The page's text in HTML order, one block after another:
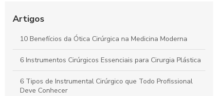
procedimentos cirúrgicos
Descubra o Verdadeiro Preço da Tesoura Cirúrgica e Como
Escolher a Ideal
Kit Instrumental Cirúrgico: Tudo que Você Precisa Saber para
a Escolha Certa
Artigos
10 Benefícios da Ótica Cirúrgica na Medicina Moderna
6 Instrumentos Cirúrgicos Essenciais para Cirurgia Plástica
6 Tipos de Instrumental Cirúrgico que Todo Profissional
Deve Conhecer